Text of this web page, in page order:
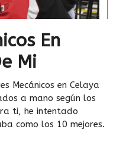
En
Mi
Mecánicos en Celaya
a mano según los
ti, he intentado
como los 10 mejores.